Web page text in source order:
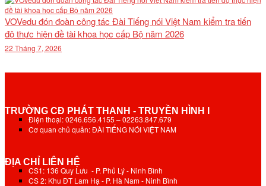
VOVedu đón đoàn công tác Đài Tiếng nói Việt Nam kiểm tra tiến
độ thực hiện đề tài khoa học cấp Bộ năm 2026
22 Tháng 7, 2026
TRƯỜNG CĐ PHÁT THANH - TRUYỀN HÌNH I
Điện thoại: 0246.656.4155 – 02263.847.679
Cơ quan chủ quản: ĐÀI TIẾNG NÓI VIỆT NAM
ĐỊA CHỈ LIÊN HỆ
CS1: 136 Quy Lưu - P. Phủ Lý - Ninh Bình
CS 2: Khu ĐT Lam Hạ - P. Hà Nam - Ninh Bình